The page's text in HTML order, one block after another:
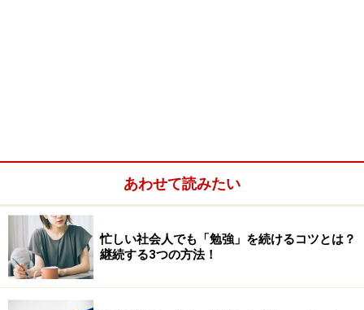
あわせて読みたい
忙しい社会人でも「勉強」を続けるコツとは？
継続する3つの方法！